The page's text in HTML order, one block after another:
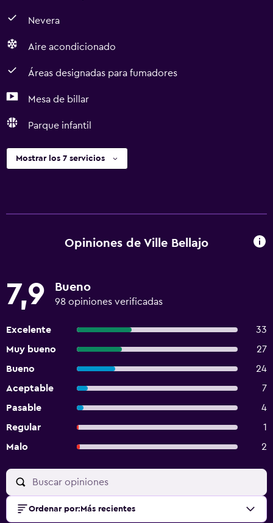
Nevera
Aire acondicionado
Áreas designadas para fumadores
Mesa de billar
Parque infantil
Mostrar los 7 servicios
Opiniones de Ville Bellajo
7,9 Bueno
98 opiniones verificadas
Excelente
33
Muy bueno
27
Bueno
24
Aceptable
7
Pasable
4
Regular
1
Malo
2
Ordenar por: Más recientes